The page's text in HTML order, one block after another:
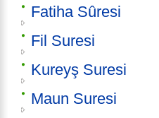
Fatiha Sûresi
Fil Suresi
Kureyş Suresi
Maun Suresi